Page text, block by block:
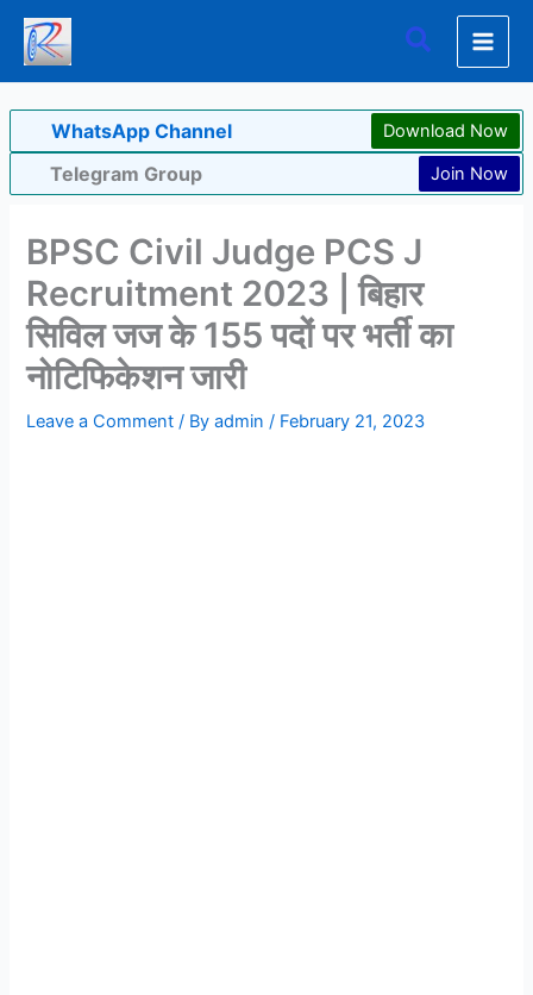
Skip
content
Search
WhatsApp Channel Download Now
Telegram Group Join Now
BPSC Civil Judge PCS J
Recruitment 2023 | बिहार
सिविल जज के 155 पदों पर भर्ती का
नोटिफिकेशन जारी
Leave a Comment / Byadmin/ February 21, 2023